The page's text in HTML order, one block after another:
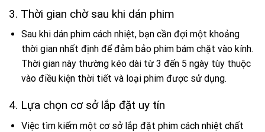
3. Thời gian chờ sau khi dán phim
Sau khi dán phim cách nhiệt, bạn cần đợi một khoảng
thời gian nhất định để đảm bảo phim bám chặt vào kính.
Thời gian này thường kéo dài từ 3 đến 5 ngày tùy thuộc
vào điều kiện thời tiết và loại phim được sử dụng.
4. Lựa chọn cơ sở lắp đặt uy tín
Việc tìm kiếm một cơ sở lắp đặt phim cách nhiệt chất